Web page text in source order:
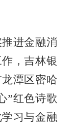
进金融消
，吉林银
潭区密哈
”红色诗歌
习与金融